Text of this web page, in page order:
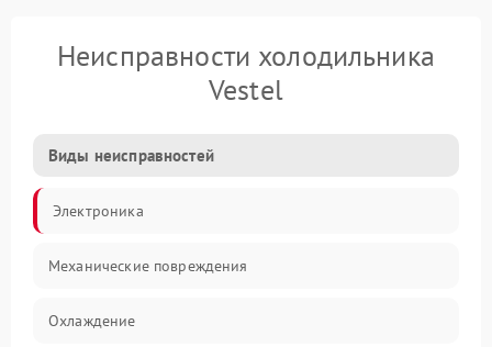
Неисправности холодильника
Vestel
Виды неисправностей
Электроника
Механические повреждения
Охлаждение